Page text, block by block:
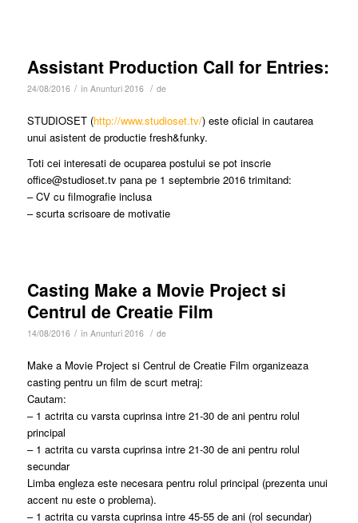
Assistant Production Call for Entries:
24/08/2016 / în Anunturi 2016 / de
STUDIOSET (http://www.studioset.tv/) este oficial in cautarea
unui asistent de productie fresh&funky.
Toti cei interesati de ocuparea postului se pot inscrie
office@studioset.tv pana pe 1 septembrie 2016 trimitand:
– CV cu filmografie inclusa
– scurta scrisoare de motivatie
Casting Make a Movie Project si
Centrul de Creatie Film
14/08/2016 / în Anunturi 2016 / de
Make a Movie Project si Centrul de Creatie Film organizeaza
casting pentru un film de scurt metraj:
Cautam:
– 1 actrita cu varsta cuprinsa intre 21-30 de ani pentru rolul
principal
– 1 actrita cu varsta cuprinsa intre 21-30 de ani pentru rolul
secundar
Limba engleza este necesara pentru rolul principal (prezenta unui
accent nu este o problema).
– 1 actrita cu varsta cuprinsa intre 45-55 de ani (rol secundar)